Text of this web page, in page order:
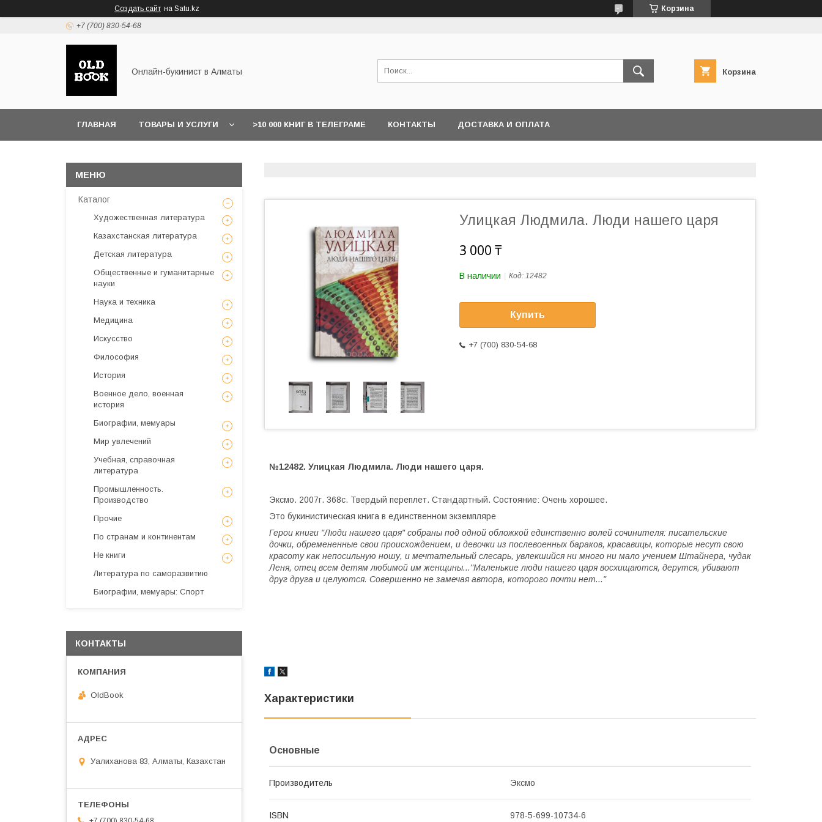
Создать сайт на Satu.kz Корзина
+7 (700) 830-54-68
Онлайн-букинист в Алматы Корзина
ГЛАВНАЯ ТОВАРЫ И УСЛУГИ >10 000 КНИГ В ТЕЛЕГРАМЕ КОНТАКТЫ ДОСТАВКА И ОПЛАТА
Улицкая Людмила. Люди нашего царя
3 000 ₸
В наличии Код: 12482
Купить
+7 (700) 830-54-68
№12482. Улицкая Людмила. Люди нашего царя.
Эксмо. 2007г. 368с. Твердый переплет. Стандартный. Состояние: Очень хорошее.
Это букинистическая книга в единственном экземпляре
Герои книги "Люди нашего царя" собраны под одной обложкой единственно волей сочинителя: писательские
дочки, обремененные свои происхождением, и девочки из послевоенных бараков, красавицы, которые несут свою
красоту как непосильную ношу, и мечтательный слесарь, увлекшийся ни много ни мало учением Штайнера, чудак
Леня, отец всем детям любимой им женщины..."Маленькие люди нашего царя восхищаются, дерутся, убивают
друг друга и целуются. Совершенно не замечая автора, которого почти нет..."
Характеристики
Основные
Производитель Эксмо
ISBN 978-5-699-10734-6
Каталог
Художественная литература
Казахстанская литература
Детская литература
Общественные и гуманитарные
науки
Наука и техника
Медицина
Искусствo
Философия
История
Военное дело, военная
история
Биографии, мемуары
Мир увлечений
Учебная, справочная
литература
Промышленность.
Производство
Прочие
По странам и континентам
Не книги
Литература по саморазвитию
Биографии, мемуары: Спорт
КОНТАКТЫ
OldBook
Уалиханова 83, Алматы, Казахстан